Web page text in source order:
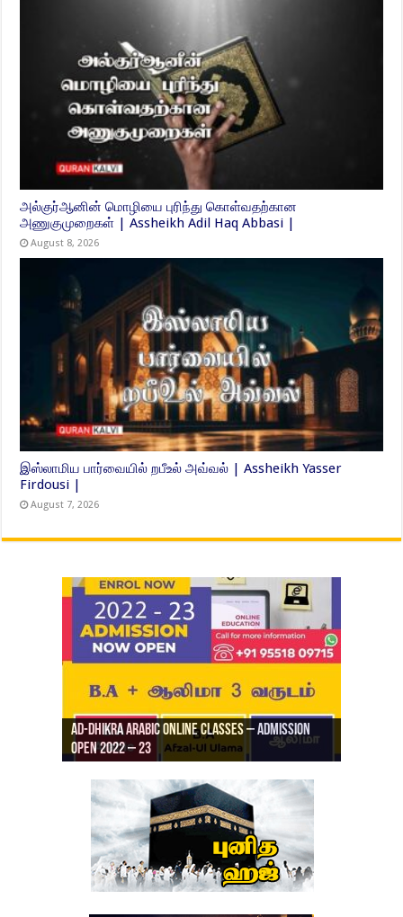
அல்குர்ஆனின் மொழியை புரிந்து கொள்வதற்கான
அணுகுமுறைகள் | Assheikh Adil Haq Abbasi |
August 8, 2026
இஸ்லாமிய பார்வையில் றபீஉல் அவ்வல் | Assheikh Yasser
Firdousi |
August 7, 2026
Ad-Dhikra Arabic Online Classes – Admission
Open 2022 – 23
Ad-Dhikra Arabic Online Classes – BA Arabic
AD DHIKRA ARABIC COLLEGE ADMISSION
ரியாத் ஜும்ஆ தமிழாக்கம், Jamia Al Hajiri
Masjid (Kuwait Masjid), Malaz, Riyadh